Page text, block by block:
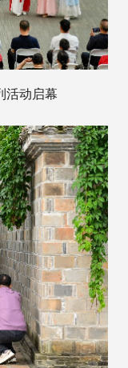
活动启幕